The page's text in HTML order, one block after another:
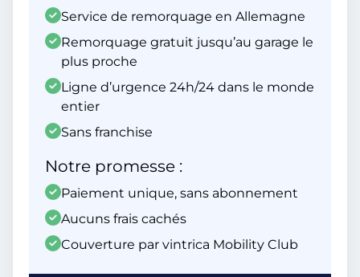
Service de remorquage en Allemagne
Remorquage gratuit jusqu’au garage le
plus proche
Ligne d’urgence 24h/24 dans le monde
entier
Sans franchise
Notre promesse :
Paiement unique, sans abonnement
Aucuns frais cachés
Couverture par vintrica Mobility Club